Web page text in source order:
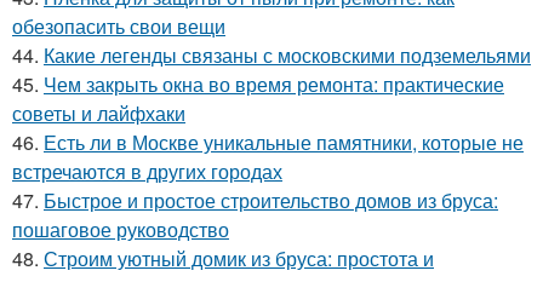
обезопасить свои вещи
44. Какие легенды связаны с московскими подземельями
45. Чем закрыть окна во время ремонта: практические
советы и лайфхаки
46. Есть ли в Москве уникальные памятники, которые не
встречаются в других городах
47. Быстрое и простое строительство домов из бруса:
пошаговое руководство
48. Строим уютный домик из бруса: простота и